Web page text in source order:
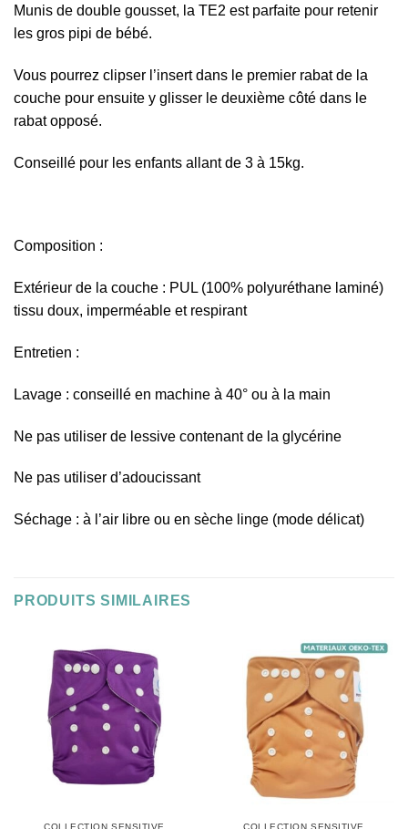
Munis de double gousset, la TE2 est parfaite pour retenir
les gros pipi de bébé.
Vous pourrez clipser l’insert dans le premier rabat de la
couche pour ensuite y glisser le deuxième côté dans le
rabat opposé.
Conseillé pour les enfants allant de 3 à 15kg.
Composition :
Extérieur de la couche : PUL (100% polyuréthane laminé)
tissu doux, imperméable et respirant
Entretien :
Lavage : conseillé en machine à 40° ou à la main
Ne pas utiliser de lessive contenant de la glycérine
Ne pas utiliser d’adoucissant
Séchage : à l’air libre ou en sèche linge (mode délicat)
PRODUITS SIMILAIRES
COLLECTION SENSITIVE COLLECTION SENSITIVE